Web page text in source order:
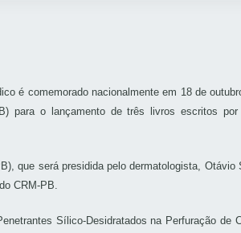
é comemorado nacionalmente em 18 de
para o lançamento de três livros escritos
que será presidida pelo dermatologista, Otávio
CRM-PB.
Sílico-Desidratados na Perfuração de